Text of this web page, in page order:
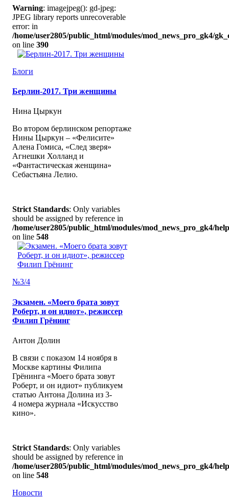
Warning: imagejpeg(): gd-jpeg:
JPEG library reports unrecoverable
error: in
/home/user2805/public_html/modules/mod_news_pro_gk4/
on line 390
Блоги
Берлин-2017. Три женщины
Нина Цыркун
Во втором берлинском репортаже
Нины Цыркун – «Фелисите»
Алена Гомиса, «След зверя»
Агнешки Холланд и
«Фантастическая женщина»
Себастьяна Лелио.
Strict Standards: Only variables
should be assigned by reference in
/home/user2805/public_html/modules/mod_news_pro_gk4/
on line 548
№3/4
Экзамен. «Моего брата зовут
Роберт, и он идиот», режиссер
Филип Грёнинг
Антон Долин
В связи с показом 14 ноября в
Москве картины Филипа
Грёнинга «Моего брата зовут
Роберт, и он идиот» публикуем
статью Антона Долина из 3-
4 номера журнала «Искусство
кино».
Strict Standards: Only variables
should be assigned by reference in
/home/user2805/public_html/modules/mod_news_pro_gk4/
on line 548
Новости